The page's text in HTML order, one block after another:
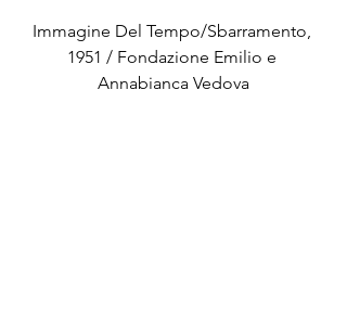
Immagine Del Tempo/Sbarramento,
1951 / Fondazione Emilio e
Annabianca Vedova